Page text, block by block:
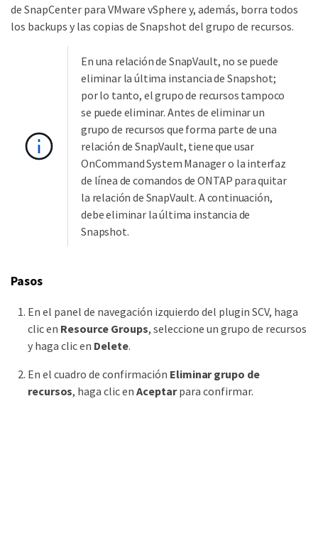
de SnapCenter para VMware vSphere y, además, borra todos
los backups y las copias de Snapshot del grupo de recursos.
En una relación de SnapVault, no se puede
eliminar la última instancia de Snapshot;
por lo tanto, el grupo de recursos tampoco
se puede eliminar. Antes de eliminar un
grupo de recursos que forma parte de una
relación de SnapVault, tiene que usar
OnCommand System Manager o la interfaz
de línea de comandos de ONTAP para quitar
la relación de SnapVault. A continuación,
debe eliminar la última instancia de
Snapshot.
Pasos
En el panel de navegación izquierdo del plugin SCV, haga
clic en Resource Groups, seleccione un grupo de recursos
y haga clic en Delete.
En el cuadro de confirmación Eliminar grupo de
recursos, haga clic enAceptarpara confirmar.